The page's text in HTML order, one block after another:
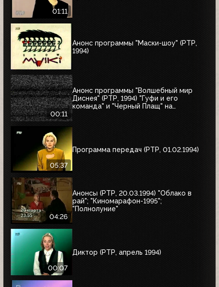
01:11
Анонс программы "Маски-шоу" (РТР,
1994)
00:11
Анонс программы "Волшебный мир
Диснея" (РТР, 1994) "Гуфи и его
команда" и "Черный Плащ" на
05:37
Программа передач (РТР, 01.02.1994)
04:26
Анонсы (РТР, 20.03.1994) "Облако в
рай"; "Киномарафон-1995";
"Полнолуние"
00:07
Диктор (РТР, апрель 1994)